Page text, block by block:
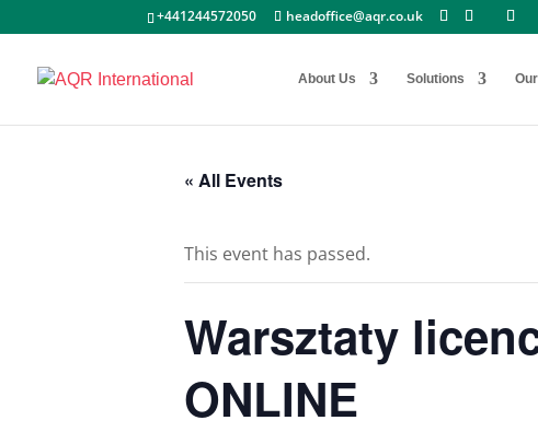
+441244572050 headoffice@aqr.co.uk
About Us Solutions
« All Events
This event has passed.
Warsztaty
ONLINE